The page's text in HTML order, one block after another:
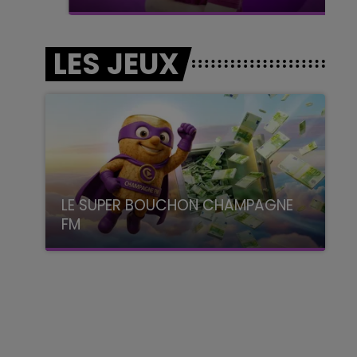
LES JEUX
LE SUPER BOUCHON CHAMPAGNE
FM
avec La Famille Champagne FM, à 8H10